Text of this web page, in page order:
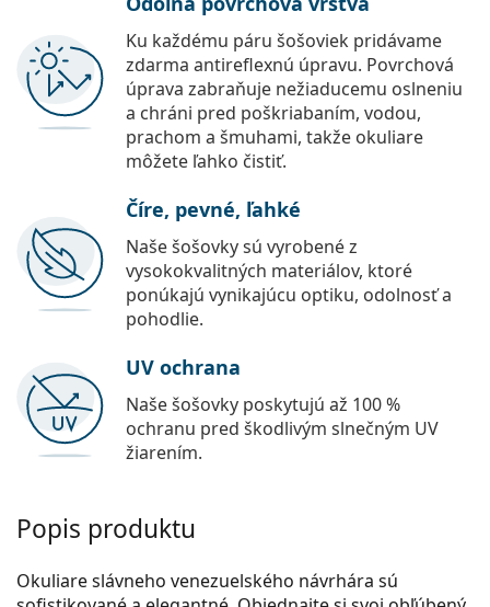
Ku každému páru šošoviek pridávame
zdarma antireflexnú úpravu. Povrchová
úprava zabraňuje nežiaducemu oslneniu
a chráni pred poškriabaním, vodou,
prachom a šmuhami, takže okuliare
môžete ľahko čistiť.
Číre, pevné, ľahké
Naše šošovky sú vyrobené z
vysokokvalitných materiálov, ktoré
ponúkajú vynikajúcu optiku, odolnosť a
pohodlie.
UV ochrana
Naše šošovky poskytujú až 100 %
ochranu pred škodlivým slnečným UV
žiarením.
Popis produktu
Okuliare slávneho venezuelského návrhára sú